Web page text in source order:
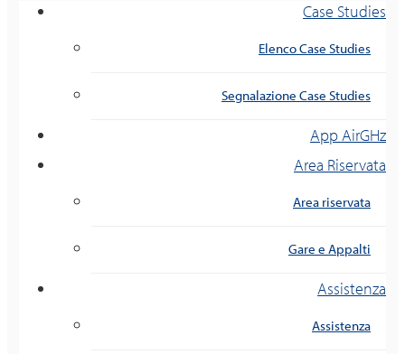
Case Studies
Elenco Case Studies
Segnalazione Case Studies
App AirGHz
Area Riservata
Area riservata
Gare e Appalti
Assistenza
Assistenza